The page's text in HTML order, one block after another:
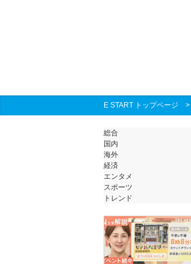
E START トップページ >
総合
国内
海外
経済
エンタメ
スポーツ
トレンド